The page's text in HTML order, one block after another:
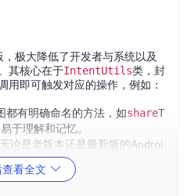
极大降低了开发者与系统以及
其核心在于IntentUtils类，封
用即可触发对应的操作，例如：
都有明确命名的方法，如shareT
易于理解和记忆。
无论是老版本还是最新版的Androi
的兼容性，且提供检查特定Intent
)，确保用户体验。
看全文